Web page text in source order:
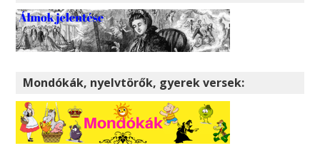
Mondókák, nyelvtörők, gyerek versek: